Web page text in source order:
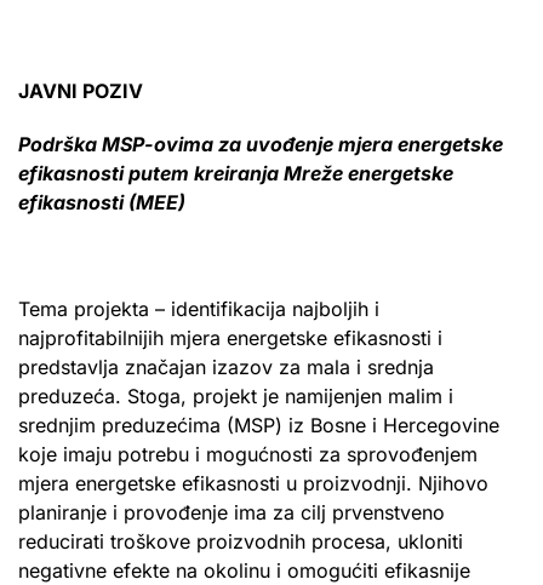
JAVNI POZIV
Podrška MSP-ovima za uvođenje mjera energetske
efikasnosti putem kreiranja Mreže energetske
efikasnosti (MEE)
Tema projekta – identifikacija najboljih i
najprofitabilnijih mjera energetske efikasnosti i
predstavlja značajan izazov za mala i srednja
preduzeća. Stoga, projekt je namijenjen malim i
srednjim preduzećima (MSP) iz Bosne i Hercegovine
koje imaju potrebu i mogućnosti za sprovođenjem
mjera energetske efikasnosti u proizvodnji. Njihovo
planiranje i provođenje ima za cilj prvenstveno
reducirati troškove proizvodnih procesa, ukloniti
negativne efekte na okolinu i omogućiti efikasnije